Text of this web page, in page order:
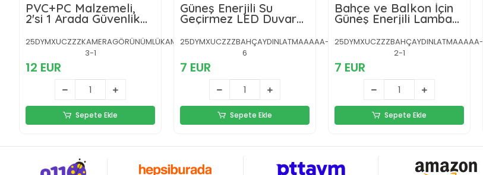
PVC+PC Malzemeli,
2'si 1 Arada Güvenlik
Ayarlanabilir Başlık ve
Panel Açısı
25DYMXUCZZZKAMERAGÖRÜNÜMLÜKAMERAAA-
3-1
12 EUR
Sepete Ekle
Güneş Enerjili Su
Geçirmez LED Duvar
Lambası Yeni Nesil
25DYMXUCZZZBAHÇAYDINLATMAAAAA-
6
7 EUR
Sepete Ekle
Bahçe ve Balkon İçin
Güneş Enerjili Lamba
Yeni Nesil
25DYMXUCZZZBAHÇAYDINLATMAAAAA-
2-1
7 EUR
Sepete Ekle